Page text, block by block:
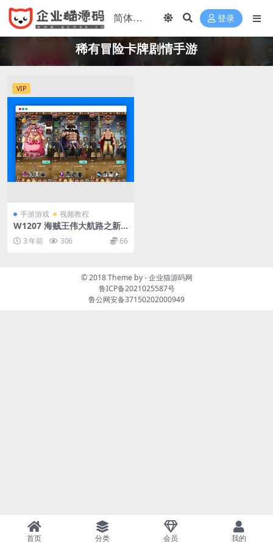
登录
稀有冒险卡牌剧情手游
VIP
手游游戏 视频教程
W1207 海贼王伟大航路之新
世界内购版_稀有冒险卡牌剧情
手游_Linux服务端_安卓版本_
3 年前 306 66
© 2018 Theme by -企业猫源码网
鲁ICP备2021025587号
鲁公网安备37150202000949
首页 分类 会员 我的